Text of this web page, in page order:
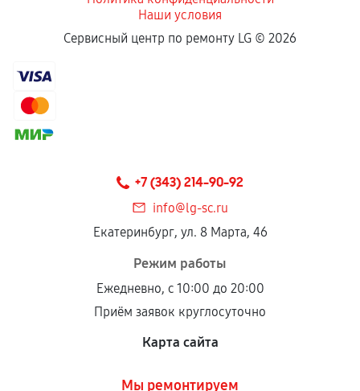
Наши условия
Сервисный центр по ремонту LG © 2026
+7 (343) 214-90-92
info@lg-sc.ru
Екатеринбург, ул. 8 Марта, 46
Режим работы
Ежедневно, с 10:00 до 20:00
Приём заявок круглосуточно
Карта сайта
Мы ремонтируем